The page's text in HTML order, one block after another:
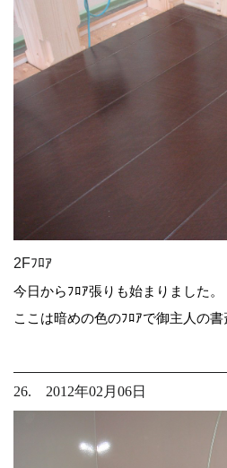
2Fﾌﾛｱ
今日からﾌﾛｱ張りも始まりました。
ここは暗めの色のﾌﾛｱで御主人の
26. 2012年02月06日